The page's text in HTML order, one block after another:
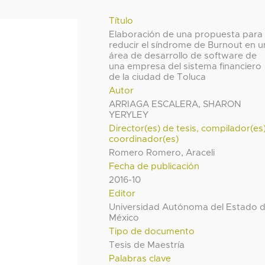
Título
Elaboración de una propuesta para
reducir el síndrome de Burnout en
área de desarrollo de software de
una empresa del sistema financiero
de la ciudad de Toluca
Autor
ARRIAGA ESCALERA, SHARON
YERYLEY
Director(es) de tesis,
coordinador(es)
Romero Romero, Araceli
Fecha de publicación
2016-10
Editor
Universidad Autónoma del Estado
México
Tipo de documento
Tesis de Maestría
Palabras clave